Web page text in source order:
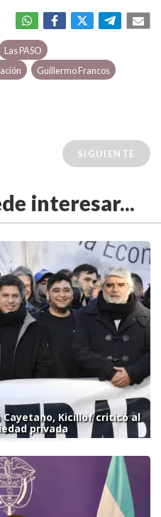
Las PASO
Guillermo Francos
SIGUIENTE
interesar...
Cayetano, Kicillof criticó al
privada